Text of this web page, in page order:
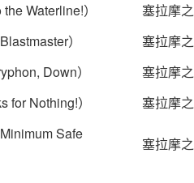
Waterline!）
塞拉摩
）
塞拉摩
Down）
塞拉摩
for Nothing!） 塞拉摩
Safe
塞拉摩